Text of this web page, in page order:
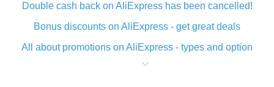
Double cash back on AliExpress has been cancelled!
Bonus discounts on AliExpress - get great deals
All about promotions on AliExpress - types and option
What is cash back when making purchases on